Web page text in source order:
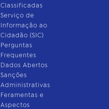
Classificadas
Serviço de
Informação ao
Cidadão (SIC)
Perguntas
Frequentes
Dados Abertos
Sanções
Administrativas
Feramentas e
Aspectos